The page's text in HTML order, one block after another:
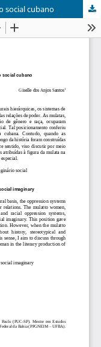
social cubano